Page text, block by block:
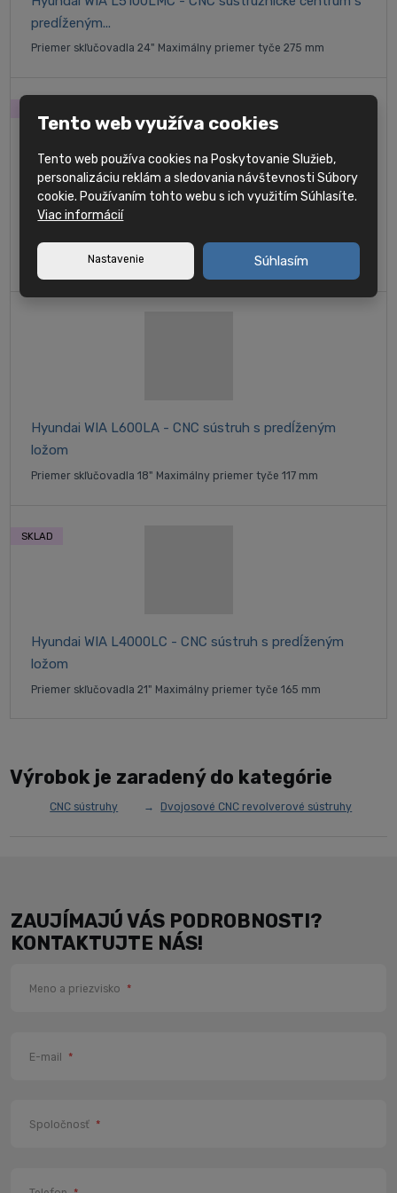
predĺženým...
Priemer skľučovadla 24" Maximálny priemer tyče 275 mm
Hyundai WIA L5100LY - CNC sústružnícke centrum s
Priemer skľučovadla 21" Maximálny priemer tyče 165 mm
Hyundai WIA L600LA - CNC sústruh s predĺženým
ložom
Priemer skľučovadla 18" Maximálny priemer tyče 117 mm
Hyundai WIA L4000LC - CNC sústruh s predĺženým
ložom
Priemer skľučovadla 21" Maximálny priemer tyče 165 mm
SKLAD
Výrobok je zaradený do kategórie
CNC sústruhy Dvojosové CNC revolverové sústruhy
ZAUJÍMAJÚ VÁS PODROBNOSTI?
KONTAKTUJTE NÁS!
Meno a priezvisko *
E-mail *
Spoločnosť *
Tento web využíva cookies
Tento web používa cookies na Poskytovanie Služieb,
personalizáciu reklám a sledovania návštevnosti Súbory
cookie. Používaním tohto webu s ich využitím Súhlasíte.
Viac informácií
Nastavenie Súhlasím